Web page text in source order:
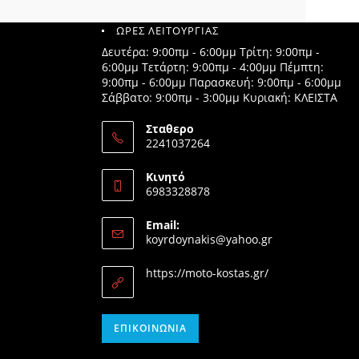
ΩΡΕΣ ΛΕΙΤΟΥΡΓΙΑΣ
Δευτέρα: 9:00πμ - 6:00μμ Τρίτη: 9:00πμ -
6:00μμ Τετάρτη: 9:00πμ - 4:00μμ Πέμπτη:
9:00πμ - 6:00μμ Παρασκευή: 9:00πμ - 6:00μμ
Σάββατο: 9:00πμ - 3:00μμ Κυριακή: ΚΛΕΙΣΤΑ
Σταθερο
2241037264
in
your
Κινητό
6983328878
in
your
application
Email:
koyrdoynakis@yahoo.grOpens
https://moto-kostas.gr/
ΕΠΙΚΟΙΝΩΝΊΑ